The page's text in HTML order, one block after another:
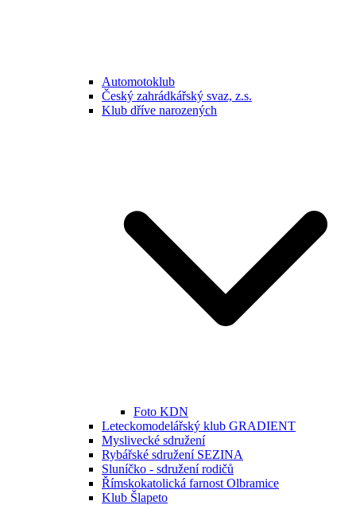
Automotoklub
Český zahrádkářský svaz, z.s.
Klub dříve narozených
Foto KDN
Leteckomodelářský klub GRADIENT
Myslivecké sdružení
Rybářské sdružení SEZINA
Sluníčko - sdružení rodičů
Římskokatolická farnost Olbramice
Klub Šlapeto